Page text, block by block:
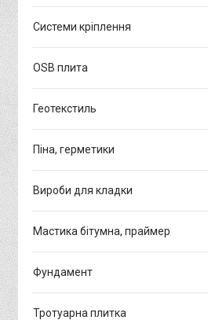
Системи кріплення
OSB плита
Геотекстиль
Піна, герметики
Вироби для кладки
Мастика бітумна, праймер
Фундамент
Тротуарна плитка